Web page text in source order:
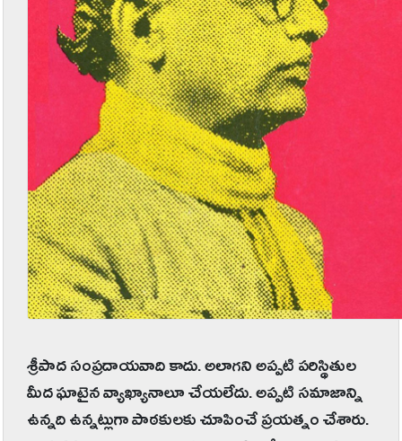
శ్రీపాద సంప్రదాయవాది కాదు. అలాగని అప్పటి పరిస్థితుల
మీద ఘాటైన వ్యాఖ్యానాలూ చేయలేదు. అప్పటి సమాజాన్ని
ఉన్నది ఉన్నట్లుగా పాఠకులకు చూపించే ప్రయత్నం చేశారు.